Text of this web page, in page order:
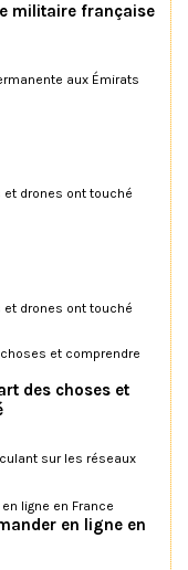
militaire française
aux Émirats
drones ont touché
drones ont touché
des choses et
sur les réseaux
en ligne en